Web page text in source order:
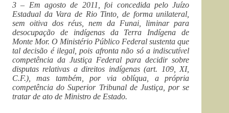
3 – Em agosto de 2011, foi concedida pelo Juízo
Estadual da Vara de Rio Tinto, de forma unilateral,
sem oitiva dos réus, nem da Funai, liminar para
desocupação de indígenas da Terra Indígena de
Monte Mor. O Ministério Público Federal sustenta que
tal decisão é ilegal, pois afronta não só a indiscutível
competência da Justiça Federal para decidir sobre
disputas relativas a direitos indígenas (art. 109, XI,
C.F.), mas também, por via oblíqua, a própria
competência do Superior Tribunal de Justiça, por se
tratar de ato de Ministro de Estado.